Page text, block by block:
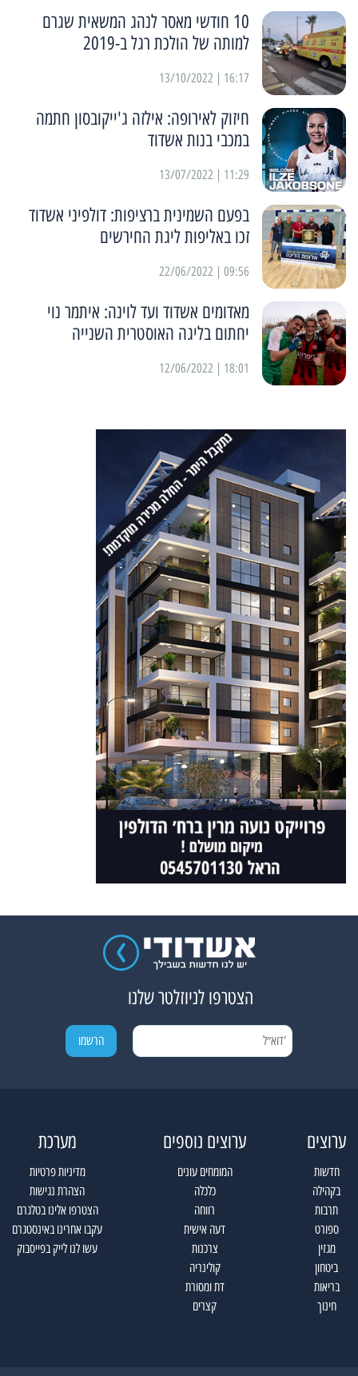
10 חודשי מאסר לנהג המשאית שגרם
למותה של הולכת רגל ב-2019
16:17 | 13/10/2022
חיזוק לאירופה: אילזה ג'ייקובסון חתמה
במכבי בנות אשדוד
11:29 | 13/07/2022
בפעם השמינית ברציפות: דולפיני אשדוד
זכו באליפות ליגת החירשים
09:56 | 22/06/2022
מאדומים אשדוד ועד לוינה: איתמר נוי
יחתום בליגה האוסטרית השנייה
18:01 | 12/06/2022
הצטרפו לניוזלטר שלנו
ערוצים
חדשות
בקהילה
תרבות
ספורט
מגזין
ביטחון
בריאות
חינוך
ערוצים נוספים
המומחים עונים
כלכלה
רווחה
דעה אישית
צרכנות
קולינריה
דת ומסורת
קצרים
מערכת
מדיניות פרטיות
הצהרת נגישות
הצטרפו אלינו בטלגרם
עקבו אחרינו באינסטגרם
עשו לנו לייק בפייסבוק